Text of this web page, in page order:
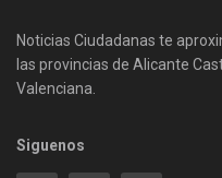
Noticias Ciudadanas te
las provincias de Alicante
Valenciana.
Siguenos